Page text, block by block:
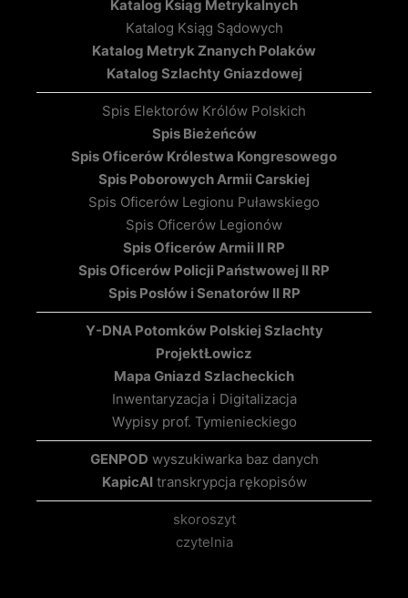
Katalog Ksiąg Metrykalnych
Katalog Ksiąg Sądowych
Katalog Metryk Znanych Polaków
Katalog Szlachty Gniazdowej
Spis Elektorów Królów Polskich
Spis Bieżeńców
Spis Oficerów Królestwa Kongresowego
Spis Poborowych Armii Carskiej
Spis Oficerów Legionu Puławskiego
Spis Oficerów Legionów
Spis Oficerów Armii II RP
Spis Oficerów Policji Państwowej II RP
Spis Posłów i Senatorów II RP
Y-DNA Potomków Polskiej Szlachty
ProjektŁowicz
Mapa Gniazd Szlacheckich
Inwentaryzacja i Digitalizacja
Wypisy prof. Tymienieckiego
GENPOD wyszukiwarka baz danych
KapicAItranskrypcja rękopisów
skoroszyt
czytelnia